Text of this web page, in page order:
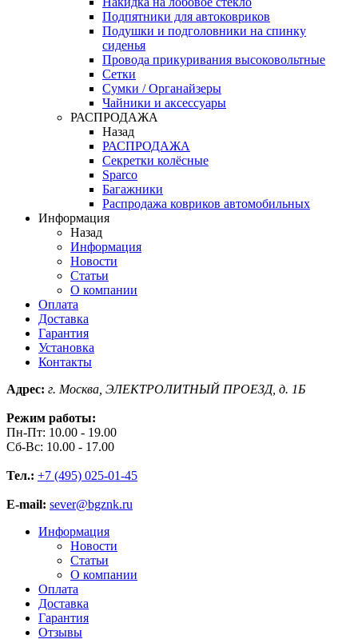
Подпятники для автоковриков
Подушки и подголовники на спинку
сиденья
Провода прикуривания высоковольтные
Сетки
Сумки / Органайзеры
Чайники и аксессуары
РАСПРОДАЖА
Назад
РАСПРОДАЖА
Секретки колёсные
Sparco
Багажники
Распродажа ковриков автомобильных
Информация
Назад
Информация
Новости
Статьи
О компании
Оплата
Доставка
Гарантия
Установка
Контакты
Адрес: г. Москва, ЭЛЕКТРОЛИТНЫЙ ПРОЕЗД, д. 1Б
Режим работы:
Пн-Пт: 10.00 - 19.00
Сб-Вс: 10.00 - 17.00
Тел.: +7 (495) 025-01-45
E-mail: sever@bgznk.ru
Информация
Новости
Статьи
О компании
Оплата
Доставка
Гарантия
Отзывы